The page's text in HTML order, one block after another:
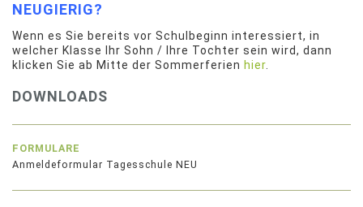
NEUGIERIG?
Wenn es Sie bereits vor Schulbeginn interessiert, in
welcher Klasse Ihr Sohn / Ihre Tochter sein wird, dann
klicken Sie ab Mitte der Sommerferien hier.
DOWNLOADS
FORMULARE
Anmeldeformular Tagesschule NEU